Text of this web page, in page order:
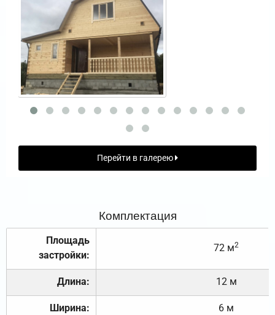
Перейти в галерею
Комплектация
Площадь
застройки:
72 м2
Длина: 12 м
Ширина: 6 м